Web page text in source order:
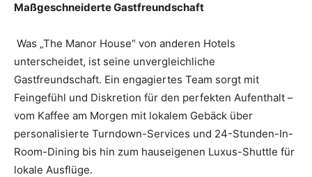
Maßgeschneiderte Gastfreundschaft
Was „The Manor House“ von anderen Hotels
unterscheidet, ist seine unvergleichliche
Gastfreundschaft. Ein engagiertes Team sorgt mit
Feingefühl und Diskretion für den perfekten Aufenthalt –
vom Kaffee am Morgen mit lokalem Gebäck über
personalisierte Turndown-Services und 24-Stunden-In-
Room-Dining bis hin zum hauseigenen Luxus-Shuttle für
lokale Ausflüge.